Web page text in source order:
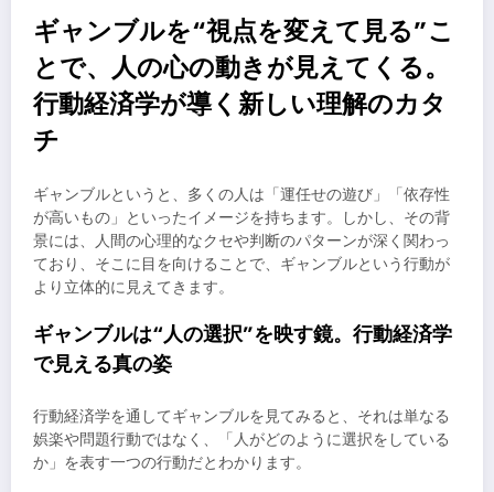
ギャンブルを“視点を変えて見る”こ
とで、人の心の動きが見えてくる。
行動経済学が導く新しい理解のカタ
チ
ギャンブルというと、多くの人は「運任せの遊び」「依存性
が高いもの」といったイメージを持ちます。しかし、その背
景には、人間の心理的なクセや判断のパターンが深く関わっ
ており、そこに目を向けることで、ギャンブルという行動が
より立体的に見えてきます。
ギャンブルは“人の選択”を映す鏡。行動経済学
で見える真の姿
行動経済学を通してギャンブルを見てみると、それは単なる
娯楽や問題行動ではなく、「人がどのように選択をしている
か」を表す一つの行動だとわかります。